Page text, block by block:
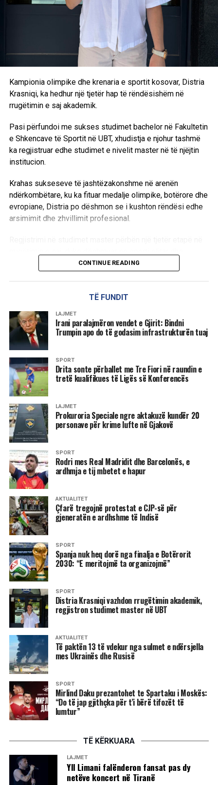
Kampionia olimpike dhe krenaria e sportit kosovar, Distria
Krasniqi, ka hedhur një tjetër hap të rëndësishëm në
rrugëtimin e saj akademik.
Pasi përfundoi me sukses studimet bachelor në Fakultetin
e Shkencave të Sportit në UBT, xhudistja e njohur tashmë
ka regjistruar edhe studimet e nivelit master në të njëjtin
institucion.
Krahas sukseseve të jashtëzakonshme në arenën
ndërkombëtare, ku ka fituar medalje olimpike, botërore dhe
evropiane, Distria po dëshmon se i kushton rëndësi edhe
arsimimit dhe zhvillimit profesional.
angazhimi akademik mund të ecin paralelisht.
Me këtë hap, Distria Krasniqi vazhdon të jetë një shembull
frymëzues për të rinjtë, duke treguar se suksesi ndërtohet
personal.
D.L
CONTINUE READING
TË FUNDIT
LAJMET
Irani paralajmëron vendet e Gjirit: Bindni
Trumpin apo do të godasim infrastrukturën tuaj
SPORT
Drita sonte përballet me Tre Fiori në raundin e
tretë kualifikues të Ligës së Konferencës
LAJMET
Prokuroria Speciale ngre aktakuzë kundër 20
personave për krime lufte në Gjakovë
SPORT
Rodri mes Real Madridit dhe Barcelonës, e
ardhmja e tij mbetet e hapur
AKTUALITET
Çfarë tregojnë protestat e CJP-së për
gjeneratën e ardhshme të Indisë
SPORT
Spanja nuk heq dorë nga finalja e Botërorit
2030: “E meritojmë ta organizojmë”
SPORT
Distria Krasniqi vazhdon rrugëtimin akademik,
regjistron studimet master në UBT
AKTUALITET
Të paktën 13 të vdekur nga sulmet e ndërsjella
mes Ukrainës dhe Rusisë
SPORT
Mirlind Daku prezantohet te Spartaku i Moskës:
“Do të jap gjithçka për t’i bërë tifozët të
lumtur”
TË KËRKUARA
LAJMET
Yll Limani falënderon fansat pas dy
netëve koncert në Tiranë